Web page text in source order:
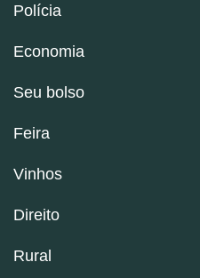
Polícia
Economia
Seu bolso
Feira
Vinhos
Direito
Rural